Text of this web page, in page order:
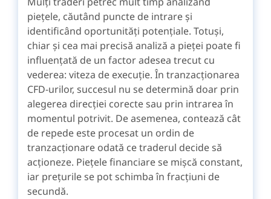
piețele, căutând puncte de intrare și
identificând oportunități potențiale. Totuși,
chiar și cea mai precisă analiză a pieței poate fi
influențată de un factor adesea trecut cu
vederea: viteza de execuție. În tranzacționarea
CFD-urilor, succesul nu se determină doar prin
alegerea direcției corecte sau prin intrarea în
momentul potrivit. De asemenea, contează cât
de repede este procesat un ordin de
tranzacționare odată ce traderul decide să
acționeze. Piețele financiare se mișcă constant,
iar prețurile se pot schimba în fracțiuni de
secundă.